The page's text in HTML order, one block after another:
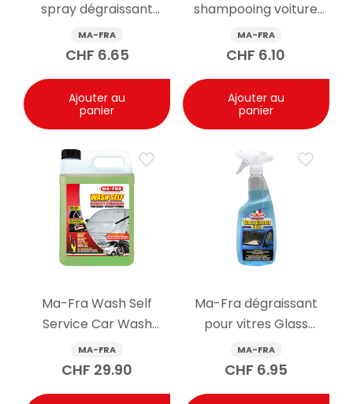
spray dégraissant
500ml
MA-FRA
CHF 6.65
Ajouter au
panier
shampooing voiture
1000 ml
MA-FRA
CHF 6.10
Ajouter au
panier
Ma-Fra Wash Self
Service Car Wash
Cleaner 5kg
MA-FRA
CHF 29.90
Ma-Fra dégraissant
pour vitres Glass
Cleaner Plus spray
750ml
MA-FRA
CHF 6.95